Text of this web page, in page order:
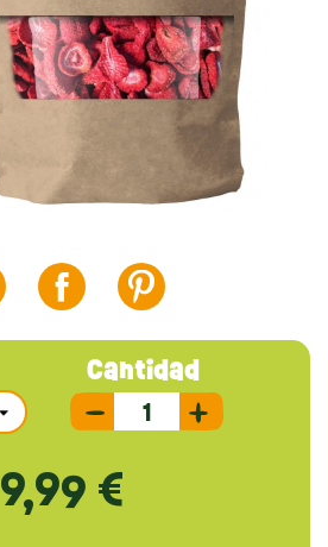
Cantidad
9,99 €